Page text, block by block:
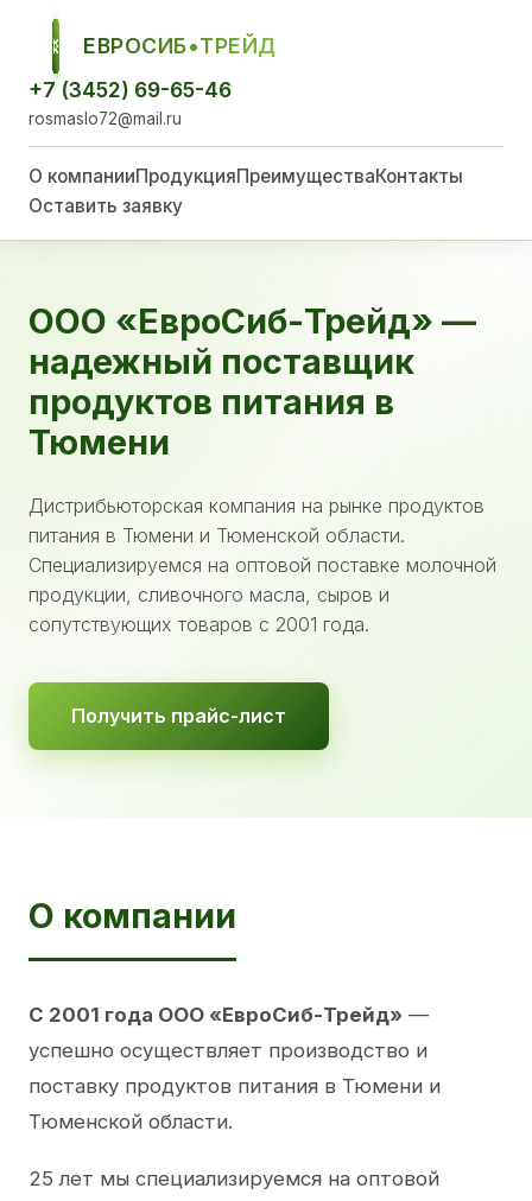
ЕСТ
ЕВРОСИБ•ТРЕЙД
+7 (3452) 69-65-46
rosmaslo72@mail.ru
О компанииПродукцияПреимуществаКонтакты
Оставить заявку
ООО «ЕвроСиб-Трейд» —
надежный поставщик
продуктов питания в
Тюмени
Дистрибьюторская компания на рынке продуктов
питания в Тюмени и Тюменской области.
Специализируемся на оптовой поставке молочной
продукции, сливочного масла, сыров и
сопутствующих товаров с 2001 года.
Получить прайс-лист
О компании
С 2001 года ООО «ЕвроСиб-Трейд» —
успешно осуществляет производство и
поставку продуктов питания в Тюмени и
Тюменской области.
25 лет мы специализируемся на оптовой